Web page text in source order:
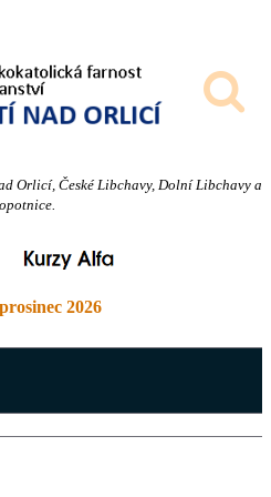
Orlicí, České Libchavy, Dolní Libchavy a
2026